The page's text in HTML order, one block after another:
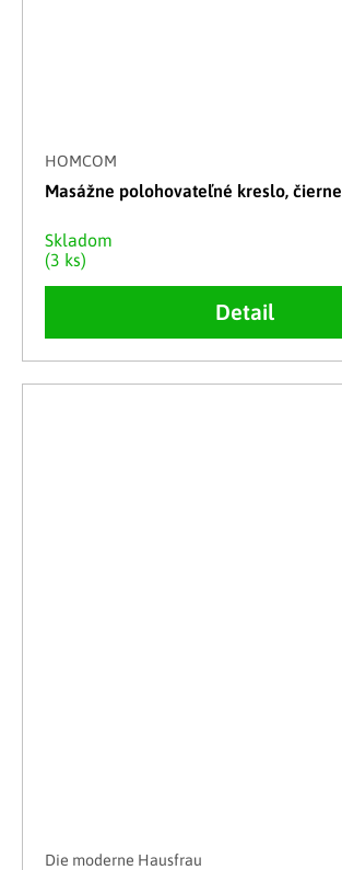
HOMCOM
Masážne polohovateľné kreslo, čierne
Skladom
(3 ks)
Detail
Die moderne Hausfrau